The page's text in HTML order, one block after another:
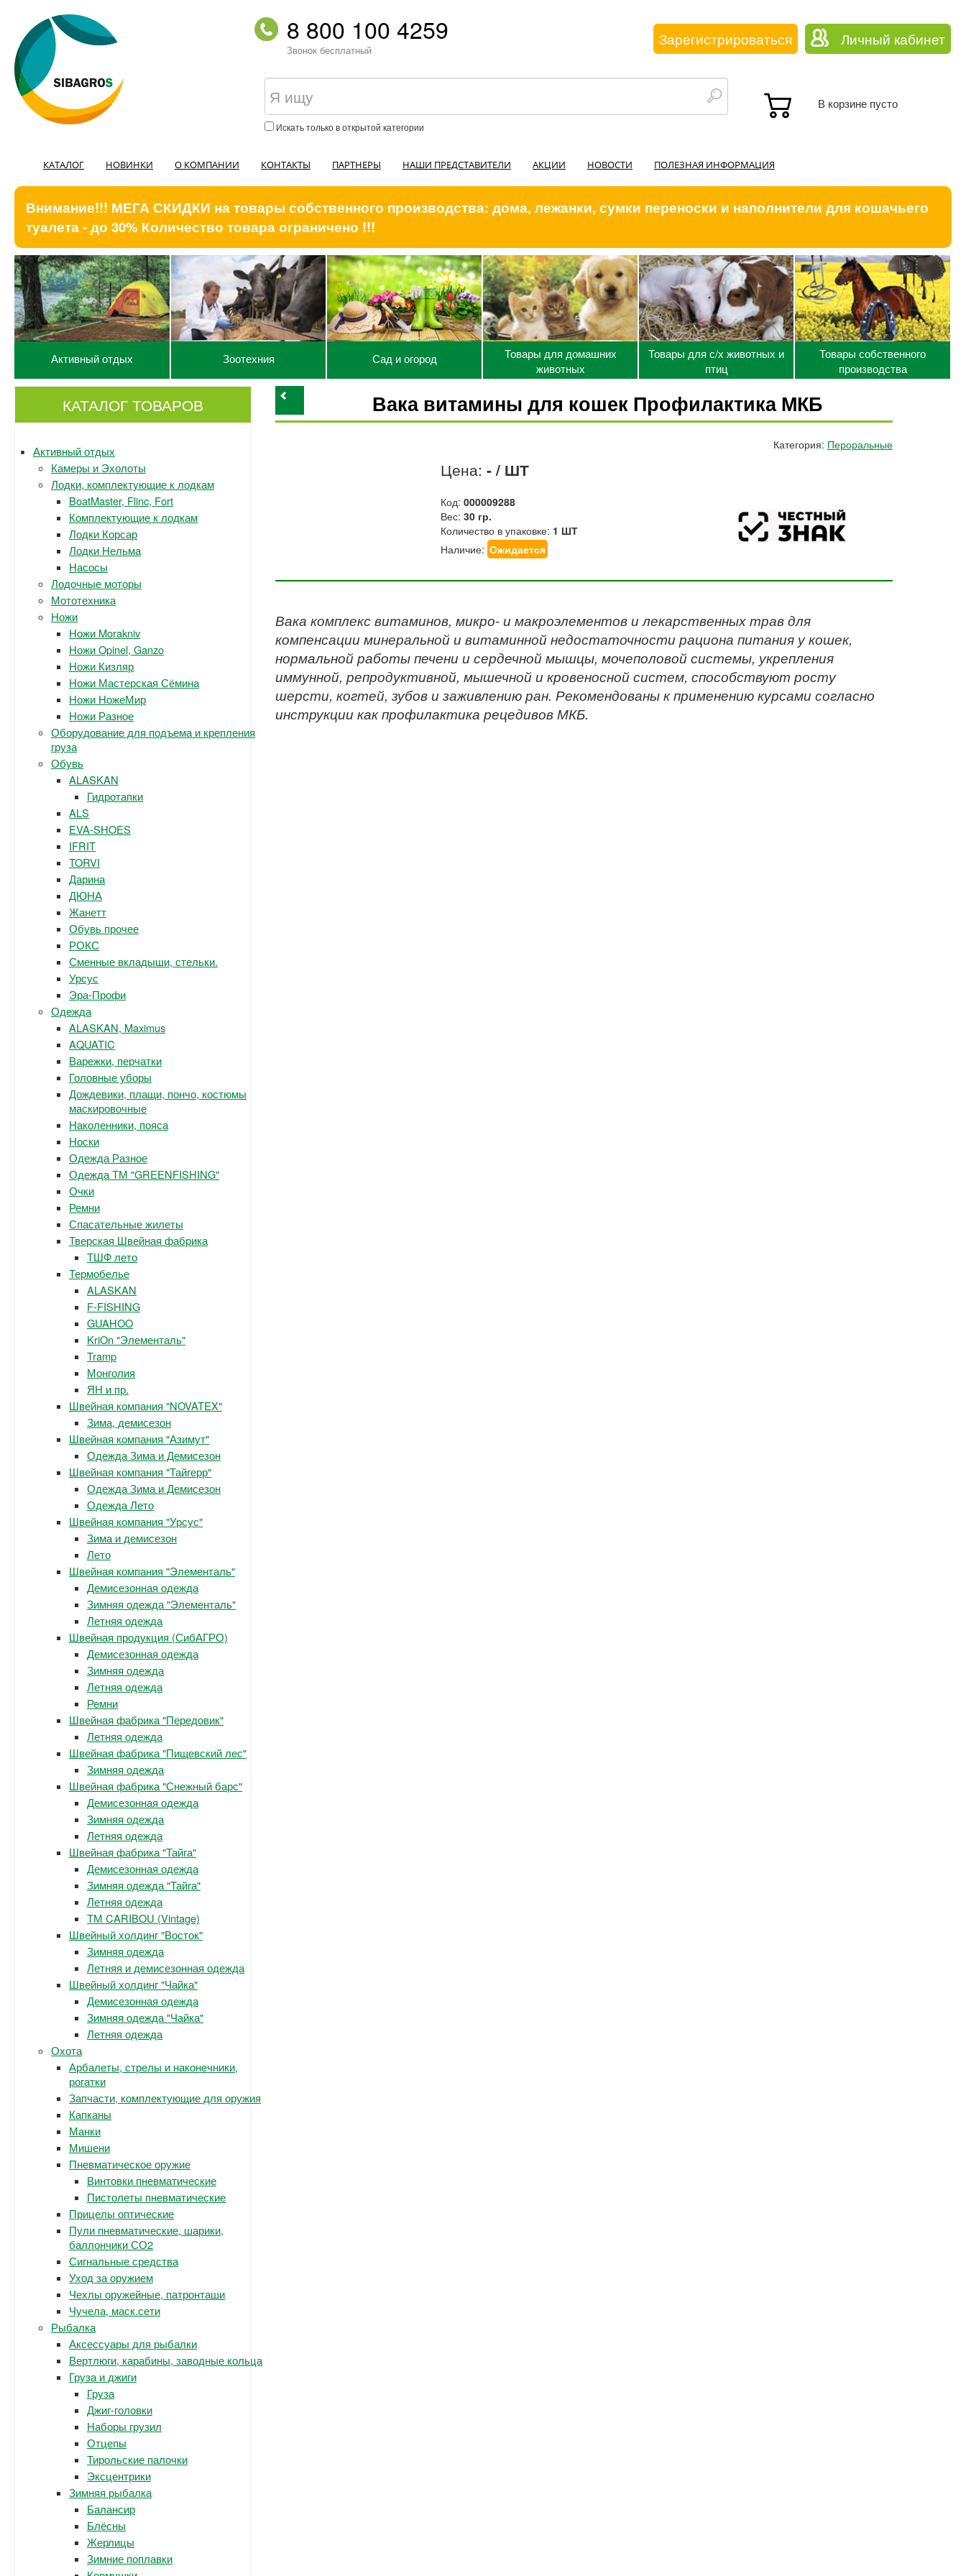
8 800 100 4259
Звонок бесплатный
Зарегистрироваться Личный кабинет
Искать только в открытой категории
В корзине пусто
КАТАЛОГ НОВИНКИ О КОМПАНИИ КОНТАКТЫ ПАРТНЕРЫ НАШИ ПРЕДСТАВИТЕЛИ АКЦИИ НОВОСТИ ПОЛЕЗНАЯ ИНФОРМАЦИЯ
Внимание!!! МЕГА СКИДКИ на товары собственного производства: дома, лежанки, сумки переноски и наполнители для кошачьего
туалета - до 30% Количество товара ограничено !!!
Активный отдых Зоотехния Сад и огород
Товары для домашних
животных
Товары для с/х животных и
птиц
Товары собственного
производства
КАТАЛОГ ТОВАРОВ
Активный отдых
Камеры и Эхолоты
Лодки, комплектующие к лодкам
BoatMaster, Flinc, Fort
Комплектующие к лодкам
Лодки Корсар
Лодки Нельма
Насосы
Лодочные моторы
Мототехника
Ножи
Ножи Morakniv
Ножи Opinel, Ganzo
Ножи Кизляр
Ножи Мастерская Сёмина
Ножи НожеМир
Ножи Разное
Оборудование для подъема и крепления
груза
Обувь
ALASKAN
Гидротапки
ALS
EVA-SHOES
IFRIT
TORVI
Дарина
ДЮНА
Жанетт
Обувь прочее
РОКС
Сменные вкладыши, стельки.
Урсус
Эра-Профи
Одежда
ALASKAN, Maximus
AQUATIC
Варежки, перчатки
Головные уборы
Дождевики, плащи, пончо, костюмы
маскировочные
Наколенники, пояса
Носки
Одежда Разное
Одежда ТМ "GREENFISHING"
Очки
Ремни
Спасательные жилеты
Тверская Швейная фабрика
ТШФ лето
Термобелье
ALASKAN
F-FISHING
GUAHOO
KriOn "Элементаль"
Tramp
Монголия
ЯН и пр.
Швейная компания "NOVATEX"
Зима, демисезон
Швейная компания "Азимут"
Одежда Зима и Демисезон
Швейная компания "Тайгерр"
Одежда Зима и Демисезон
Одежда Лето
Швейная компания "Урсус"
Зима и демисезон
Лето
Швейная компания "Элементаль"
Демисезонная одежда
Зимняя одежда "Элементаль"
Летняя одежда
Швейная продукция (СибАГРО)
Демисезонная одежда
Зимняя одежда
Летняя одежда
Ремни
Швейная фабрика "Передовик"
Летняя одежда
Швейная фабрика "Пищевский лес"
Зимняя одежда
Швейная фабрика "Снежный барс"
Демисезонная одежда
Зимняя одежда
Летняя одежда
Швейная фабрика "Тайга"
Демисезонная одежда
Зимняя одежда "Тайга"
Летняя одежда
ТМ CARIBOU (Vintage)
Швейный холдинг "Восток"
Зимняя одежда
Летняя и демисезонная одежда
Швейный холдинг "Чайка"
Демисезонная одежда
Зимняя одежда "Чайка"
Летняя одежда
Охота
Арбалеты, стрелы и наконечники,
рогатки
Запчасти, комплектующие для оружия
Капканы
Манки
Мишени
Пневматическое оружие
Винтовки пневматические
Пистолеты пневматические
Прицелы оптические
Пули пневматические, шарики,
баллончики СО2
Сигнальные средства
Уход за оружием
Чехлы оружейные, патронташи
Чучела, маск.сети
Рыбалка
Аксессуары для рыбалки
Вертлюги, карабины, заводные кольца
Груза и джиги
Груза
Джиг-головки
Наборы грузил
Отцепы
Тирольские палочки
Эксцентрики
Зимняя рыбалка
Балансир
Блёсны
Жерлицы
Зимние поплавки
Вака витамины для кошек Профилактика МКБ
Категория: Пероральные
Цена:- / ШТ
Код:000009288
Вес:30 гр.
Количество в упаковке: 1 ШТ
Наличие: Ожидается
Вака комплекс витаминов, микро- и макроэлементов и лекарственных трав для
компенсации минеральной и витаминной недостаточности рациона питания у кошек,
нормальной работы печени и сердечной мышцы, мочеполовой системы, укрепления
иммунной, репродуктивной, мышечной и кровеносной систем, способствуют росту
шерсти, когтей, зубов и заживлению ран. Рекомендованы к применению курсами согласно
инструкции как профилактика рецедивов МКБ.